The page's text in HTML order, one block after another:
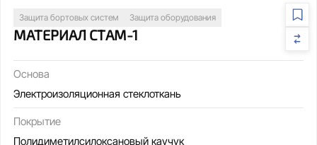
Защита бортовых систем Защита оборудования
МАТЕРИАЛ СТАМ-1
Основа
Электроизоляционная стеклоткань
Покрытие
Полидиметилсилоксановый каучук